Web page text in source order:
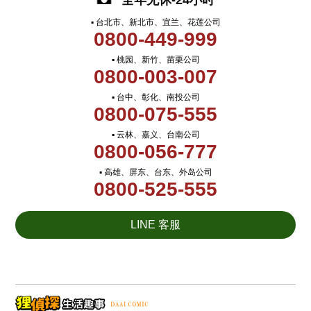
▪ 台北市、新北市、宜兰、花莲公司
0800-449-999
▪ 桃园、新竹、苗栗公司
0800-003-007
▪ 台中、彰化、南投公司
0800-075-555
▪ 云林、嘉义、台南公司
0800-056-777
▪ 高雄、屏东、台东、外岛公司
0800-525-555
LINE 客服